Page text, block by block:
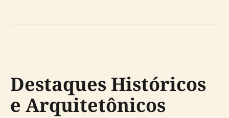
Destaques Históricos
e Arquitetônicos